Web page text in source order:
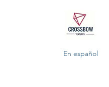
En español